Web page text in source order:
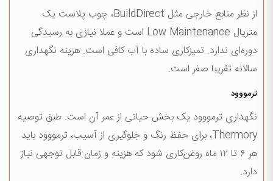
از نظر منابع خارجی مثل BuildDirect، چوب پلاست یک
متریال Low Maintenance است و عملا نیازی به رسیدگی
دوره‌ای ندارد. تمیزکاری ساده با آب کافی است. هزینه نگهداری
سالانه تقریبا صفر است.
ترمووود
نگهداری ترمووود یک بخش حیاتی از عمر آن است. طبق توصیه
Thermory، برای حفظ رنگ و جلوگیری از آسیب، ترمووود باید
هر ۶ تا ۱۲ ماه روغن‌کاری شود که هزینه و زمان قابل توجهی نیاز
دارد.